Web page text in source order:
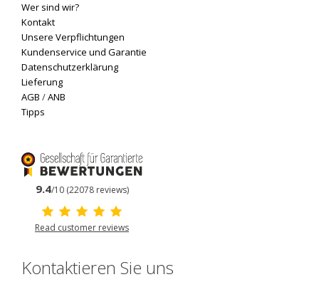
Wer sind wir?
Kontakt
Unsere Verpflichtungen
Kundenservice und Garantie
Datenschutzerklärung
Lieferung
AGB /ANB
Tipps
9.4/10 (22078 reviews)
Read customer reviews
Kontaktieren Sie uns